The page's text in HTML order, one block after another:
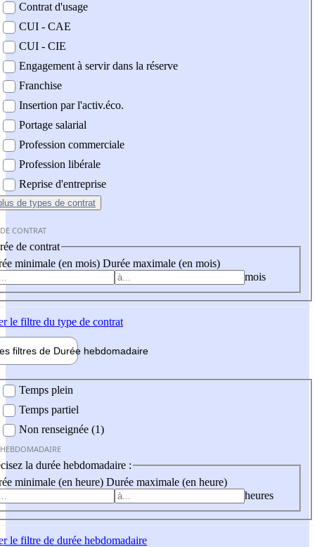
Contrat d'usage
CUI - CAE
CUI - CIE
Engagement à servir dans la réserve
Franchise
Insertion par l'activ.éco.
Portage salarial
Profession commerciale
Profession libérale
Reprise d'entreprise
de types de contrat
CONTRAT
de contrat
minimale (en mois) Durée maximale (en mois)
mois
le filtre du type de contrat
filtres de Durée hebdomadaire
Temps plein
Temps partiel
Non renseignée (1)
la durée hebdomadaire :
minimale (en heure) Durée maximale (en heure)
heures
le filtre de durée hebdomadaire